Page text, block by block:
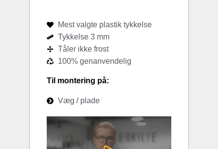
Mest valgte plastik tykkelse
Tykkelse 3 mm
Tåler ikke frost
100% genanvendelig
Til montering på:
Væg / plade